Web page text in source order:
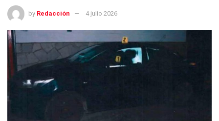
by Redacción 4 julio 2026